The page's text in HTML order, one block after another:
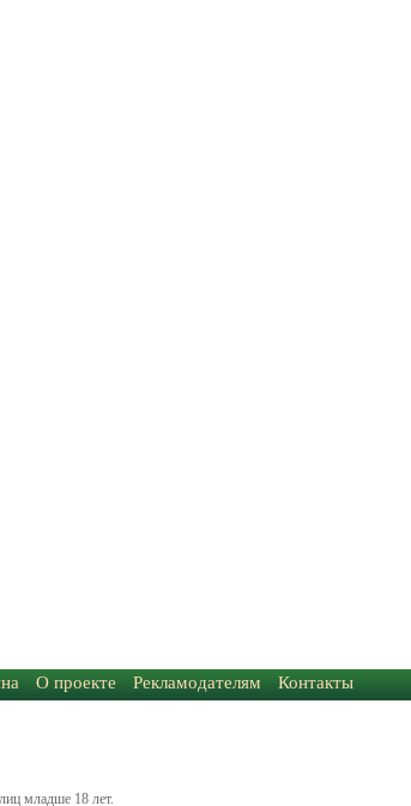
О проекте Рекламодателям Контакты
младше 18 лет.